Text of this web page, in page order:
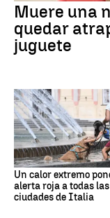
Muere una
quedar
juguete
Un calor extremo
alerta roja a todas las
ciudades de Italia